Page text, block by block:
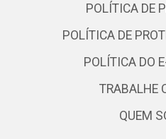
POLÍTICA DE
POLÍTICA DE
POLÍTICA DO
TRABALHE
QUEM